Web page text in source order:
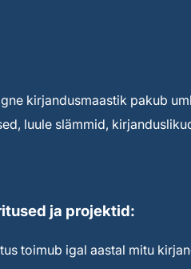
kirjandusmaastik pakub
luule slämmid,
ja projektid:
toimub igal aastal mitu